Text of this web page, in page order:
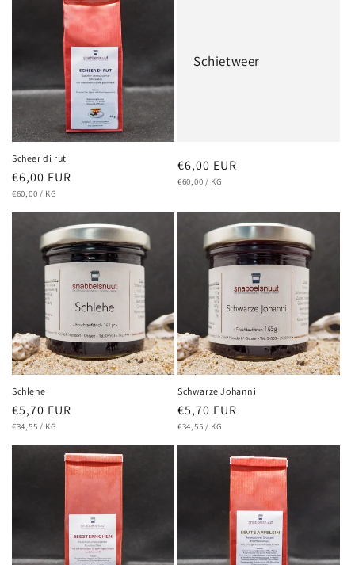
Scheer di rut
Normaler
Preis
€6,00 EUR
GRUNDPREIS
€60,00 / PRO
KG
Schietweer
Normaler
Preis
€6,00 EUR
GRUNDPREIS
€60,00 / PRO
KG
Schlehe
Normaler
Preis
€5,70 EUR
GRUNDPREIS
€34,55 / PRO
KG
Schwarze Johanni
Normaler
Preis
€5,70 EUR
GRUNDPREIS
€34,55 / PRO
KG